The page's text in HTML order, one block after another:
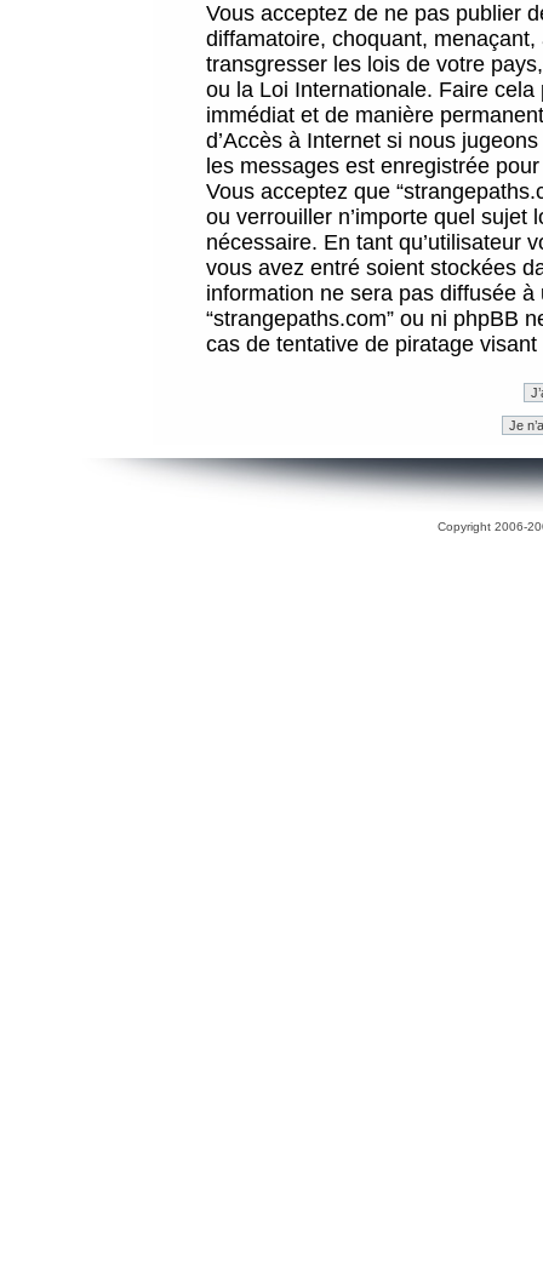
Vous acceptez de ne pas publier
diffamatoire, choquant,
transgresser les lois de votre
ou la Loi Internationale. Faire
immédiat et de manière
d’Accès à Internet si nous
les messages est enregistrée
Vous acceptez que
ou verrouiller n’importe quel sujet
nécessaire. En tant qu’utilisateur
vous avez entré soient stockées
information ne sera pas diffusée
“strangepaths.com” ou ni phpBB
cas de tentative de piratage
Copyright 2006-